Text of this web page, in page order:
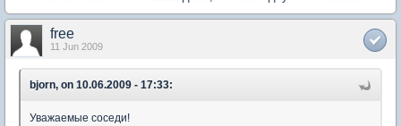
free
11 Jun 2009
bjorn, on 10.06.2009 - 17:33:
Уважаемые соседи!